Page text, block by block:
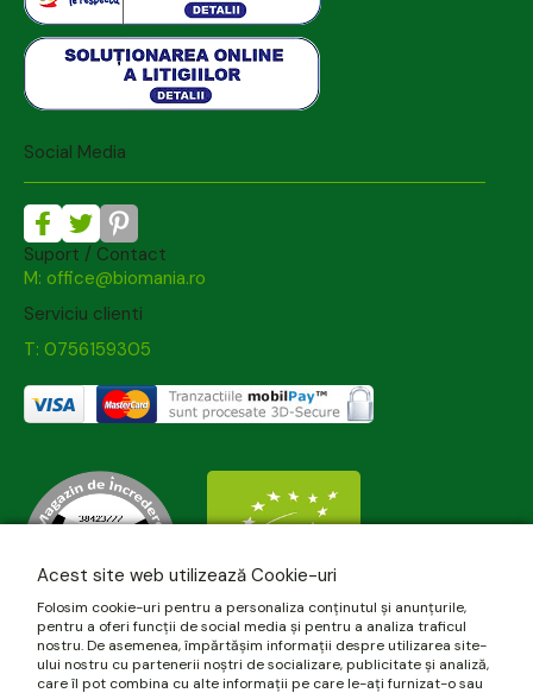
Social Media
Suport / Contact
M: office@biomania.ro
Serviciu clienti
T: 0756159305
Acest site web utilizează Cookie-uri
Folosim cookie-uri pentru a personaliza conținutul și anunțurile,
pentru a oferi funcții de social media și pentru a analiza traficul
nostru. De asemenea, împărtășim informații despre utilizarea site-
ului nostru cu partenerii noștri de socializare, publicitate și analiză,
care îl pot combina cu alte informații pe care le-ați furnizat-o sau